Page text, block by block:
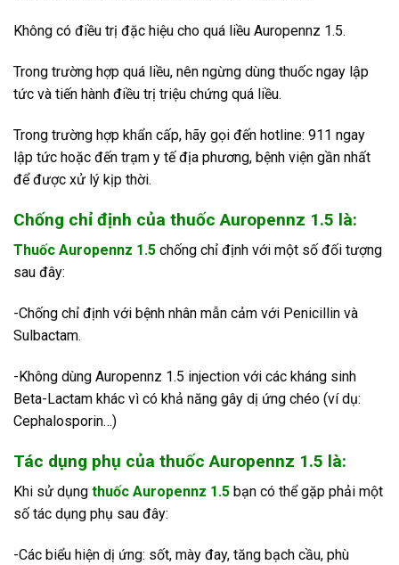
Không có điều trị đặc hiệu cho quá liều Auropennz 1.5.
Trong trường hợp quá liều, nên ngừng dùng thuốc ngay lập
tức và tiến hành điều trị triệu chứng quá liều.
Trong trường hợp khẩn cấp, hãy gọi đến hotline: 911 ngay
lập tức hoặc đến trạm y tế địa phương, bệnh viện gần nhất
để được xử lý kịp thời.
Chống chỉ định của thuốc Auropennz 1.5 là:
Thuốc Auropennz 1.5 chống chỉ định với một số đối tượng
sau đây:
-Chống chỉ định với bệnh nhân mẫn cảm với Penicillin và
Sulbactam.
-Không dùng Auropennz 1.5 injection với các kháng sinh
Beta-Lactam khác vì có khả năng gây dị ứng chéo (ví dụ:
Cephalosporin…)
Tác dụng phụ của thuốc Auropennz 1.5 là:
Khi sử dụng thuốc Auropennz 1.5 bạn có thể gặp phải một
số tác dụng phụ sau đây:
-Các biểu hiện dị ứng: sốt, mày đay, tăng bạch cầu, phù